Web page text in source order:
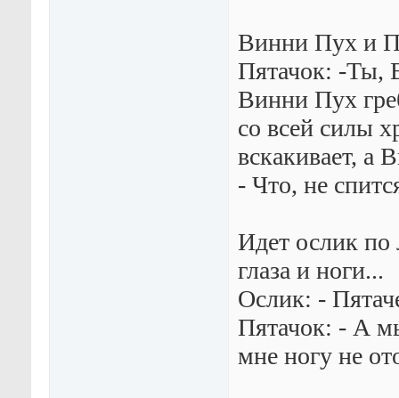
Винни Пух и
Пятачок: -Ты,
Винни Пух
со всей силы
вскакивает, а
- Что, не
Идет ослик по
глаза и ноги...
Ослик: -
Пятачок: - А
мне ногу не